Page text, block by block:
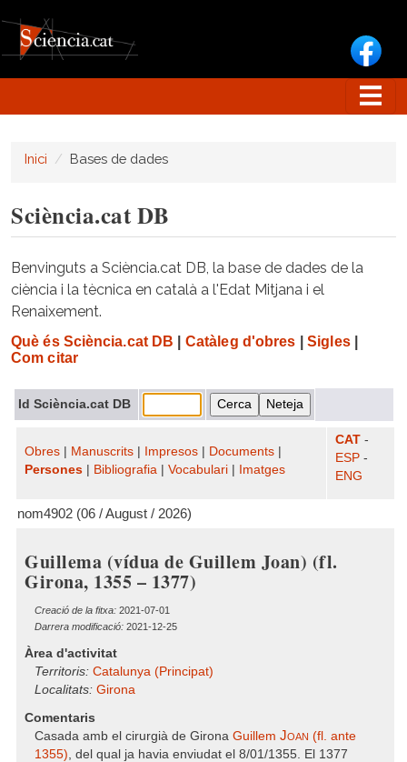
Inici Bases de dades
Sciència.cat DB
Benvinguts a Sciència.cat DB, la base de dades de la
ciència i la tècnica en català a l'Edat Mitjana i el
Renaixement.
Què és Sciència.cat DB Catàleg d'obres Sigles|
Com citar
Id Sciència.cat DB
Obres Manuscrits Impresos Documents
Persones
Bibliografia Vocabulari Imatges
CAT -
ESP -
ENG
nom4902 (06 / August / 2026)
Guillema (vídua de Guillem Joan) (fl.
Girona, 1355 – 1377)
Creació de la fitxa: 2021-07-01
Darrera modificació: 2021-12-25
Àrea d'activitat
Territoris: Catalunya (Principat)
Localitats: Girona
Comentaris
Casada amb el cirurgià de Girona Guillem Joan (fl. ante
1355), del qual ja havia enviudat el 8/01/1355. El 1377